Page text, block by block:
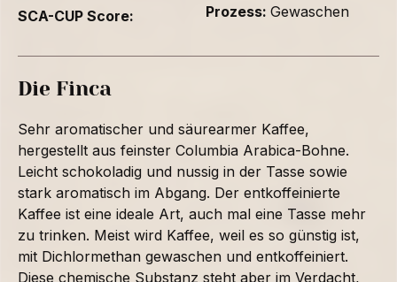
SCA-CUP Score:
Prozess: Gewaschen
Die Finca
Sehr aromatischer und säurearmer Kaffee,
hergestellt aus feinster Columbia Arabica-Bohne.
Leicht schokoladig und nussig in der Tasse sowie
stark aromatisch im Abgang. Der entkoffeinierte
Kaffee ist eine ideale Art, auch mal eine Tasse mehr
zu trinken. Meist wird Kaffee, weil es so günstig ist,
mit Dichlormethan gewaschen und entkoffeiniert.
Diese chemische Substanz steht aber im Verdacht,